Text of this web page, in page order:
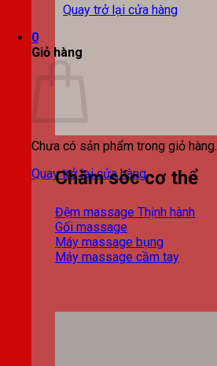
Quay trở lại cửa hàng
0
Giỏ hàng
Chưa có sản phẩm trong giỏ hàng.
Quay trở lại cửa hàng
Chăm sóc cơ thể
Đệm massage
Gối massage
Máy massage bụng
Máy massage cầm tay